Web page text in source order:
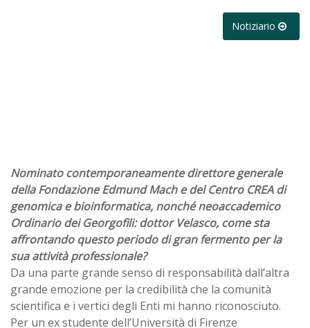
Notiziario
Nominato contemporaneamente direttore generale
della Fondazione Edmund Mach e del Centro CREA di
genomica e bioinformatica, nonché neoaccademico
Ordinario dei Georgofili: dottor Velasco, come sta
affrontando questo periodo di gran fermento per la
sua attività professionale?
Da una parte grande senso di responsabilità dall’altra
grande emozione per la credibilità che la comunità
scientifica e i vertici degli Enti mi hanno riconosciuto.
Per un ex studente dell’Università di Firenze